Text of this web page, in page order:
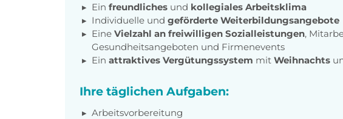
Ein freundliches und kollegiales Arbeitsklima
Individuelle und geförderte Weiterbildungsangebote
Eine Vielzahl an freiwilligen Sozialleistungen,
Gesundheitsangeboten und Firmenevents
Ein attraktives Vergütungssystem mit Weihnachts
Ihre täglichen Aufgaben:
Arbeitsvorbereitung